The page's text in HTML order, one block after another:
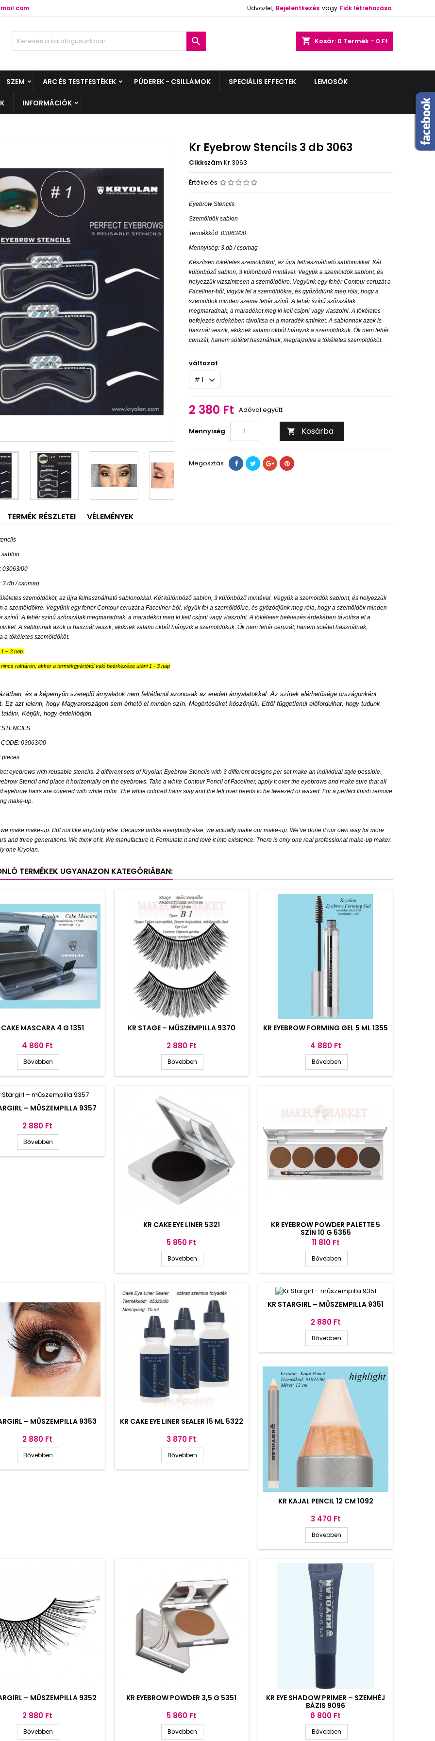
Üdvözlet, Bejelentkezés vagy Fiók létrehozása
shopping_cart Kosár: 0 Termék - 0 Ft

SZEM ARC ÉS TESTFESTÉKEK PÚDEREK - CSILLÁMOK SPECIÁLIS EFFECTEK LEMOSÓK
INFORMÁCIÓK
Kr Eyebrow Stencils 3 db 3063
Cikkszám Kr 3063
Értékelés
Eyebrow Stencils
Szemöldök sablon
Termékkód: 03063/00
Mennyiség: 3 db / csomag
Készítsen tökéletes szemöldököt, az újra felhasználható sablonokkal. Két
különböző sablon, 3 különböző mintával. Vegyük a szemöldök sablont, és
helyezzük vízszintesen a szemöldökre. Vegyünk egy fehér Contour ceruzát a
Faceliner-ből, vigyük fel a szemöldökre, és győződjünk meg róla, hogy a
szemöldök minden szeme fehér színű. A fehér színű szőrszálak
megmaradnak, a maradékot meg ki kell csípni vagy viaszolni. A tökéletes
befejezés érdekében távolítsa el a maradék sminket. A sablonnak azok is
hasznát veszik, akiknek valami okból hiányzik a szemöldökük. Ők nem fehér
ceruzát, hanem sötétet használnak, megrajzolva a tökéletes szemöldököt.
változat
2 380 Ft Adóval együtt
Mennyiség  Kosárba
Megosztás
TERMÉK RÉSZLETEI VÉLEMÉNYEK
sablon
03063/00
3 db / csomag
szemöldököt, az újra felhasználható sablonokkal. Két különböző sablon, 3 különböző mintával. Vegyük a szemöldök sablont, és helyezzük
a szemöldökre. Vegyünk egy fehér Contour ceruzát a Faceliner-ből, vigyük fel a szemöldökre, és győződjünk meg róla, hogy a szemöldök minden
színű. A fehér színű szőrszálak megmaradnak, a maradékot meg ki kell csípni vagy viaszolni. A tökéletes befejezés érdekében távolítsa el a
A sablonnak azok is hasznát veszik, akiknek valami okból hiányzik a szemöldökük. Ők nem fehér ceruzát, hanem sötétet használnak,
a tökéletes szemöldököt.
– 3 nap.
raktáron, akkor a termékgyártótól való beérkezése utáni 1 - 3 nap
és a képernyőn szereplő árnyalatok nem feltétlenül azonosak az eredeti árnyalatokkal. Az színek elérhetősége országonként
Ez azt jelenti, hogy Magyarországon sem érhető el minden szín. Megértésüket köszönjük. Ettől függetlenül előfordulhat, hogy tudunk
Kérjük, hogy érdeklődjön.
STENCILS
03063/00
pieces
eyebrows with reusable stencils. 2 different sets of Kryolan Eyebrow Stencils with 3 different designs per set make an individual style possible.
Stencil and place it horizontally on the eyebrows. Take a white Contour Pencil of Faceliner, apply it over the eyebrows and make sure that all
eyebrow hairs are covered with white color. The white colored hairs stay and the left over needs to be tweezed or waxed. For a perfect finish remove
make-up.
make make-up. But not like anybody else. Because unlike everybody else, we actually make our make-up. We‘ve done it our own way for more
and three generations. We think of it. We manufacture it. Formulate it and love it into existence. There is only one real professional make-up maker.
one Kryolan.
TERMÉKEK UGYANAZON KATEGÓRIÁBAN:
CAKE MASCARA 4 G 1351
Ár
4 860 Ft
Bővebben
KR STAGE – MŰSZEMPILLA 9370
Ár
2 880 Ft
Bővebben
KR EYEBROW FORMING GEL 5 ML 1355
Ár
4 880 Ft
Bővebben
– MŰSZEMPILLA 9357
Ár
2 880 Ft
Bővebben
KR CAKE EYE LINER 5321
Ár
5 850 Ft
Bővebben
KR EYEBROW POWDER PALETTE 5
SZÍN 10 G 5355
Ár
11 810 Ft
Bővebben
– MŰSZEMPILLA 9353
Ár
2 880 Ft
Bővebben
KR CAKE EYE LINER SEALER 15 ML 5322
Ár
3 870 Ft
Bővebben
KR STARGIRL – MŰSZEMPILLA 9351
Ár
2 880 Ft
Bővebben
KR KAJAL PENCIL 12 CM 1092
Ár
3 470 Ft
Bővebben
– MŰSZEMPILLA 9352
Ár
2 880 Ft
Bővebben
KR EYEBROW POWDER 3,5 G 5351
Ár
5 860 Ft
Bővebben
KR EYE SHADOW PRIMER – SZEMHÉJ
BÁZIS 9096
Ár
6 800 Ft
Bővebben